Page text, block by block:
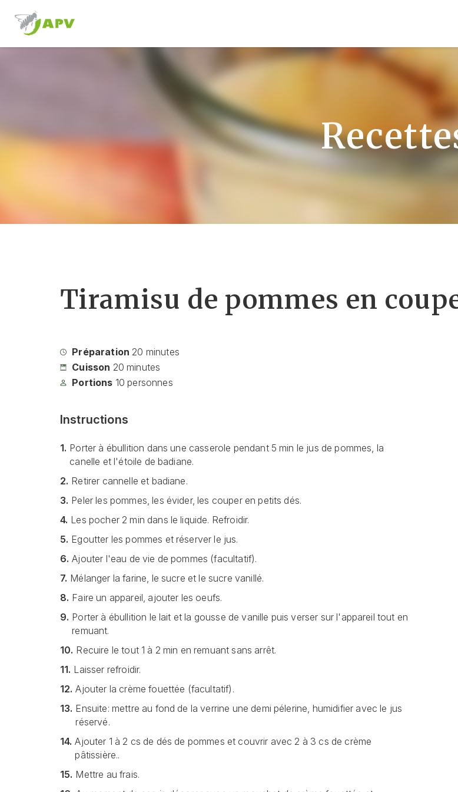
Tiramisu de pommes en
Préparation 20 minutes
Cuisson 20minutes
Portions 10personnes
Instructions
1. Porter à ébullition dans une casserole pendant 5 min le jus de pommes, la
canelle et l'étoile de badiane.
2. Retirer cannelle et badiane.
3. Peler les pommes, les évider, les couper en petits dés.
4. Les pocher 2 min dans le liquide. Refroidir.
5. Egoutter les pommes et réserver le jus.
6. Ajouter l'eau de vie de pommes (facultatif).
7. Mélanger la farine, le sucre et le sucre vanillé.
8. Faire un appareil, ajouter les oeufs.
9. Porter à ébullition le lait et la gousse de vanille puis verser sur l'appareil tout en
remuant.
10. Recuire le tout 1 à 2 min en remuant sans arrêt.
11. Laisser refroidir.
12. Ajouter la crème fouettée (facultatif).
13. Ensuite: mettre au fond de la verrine une demi pélerine, humidifier avec le jus
réservé.
14. Ajouter 1 à 2 cs de dés de pommes et couvrir avec 2 à 3 cs de crème
pâtissière..
15. Mettre au frais.